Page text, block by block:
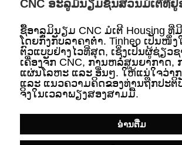
CNC ອະລູມິນຽມຊິ້ນສ່ວນມໍເຕີທີ່ຢູ່
ຊື້ອາລູມິນຽມ CNC ມໍເຕີ Housing ທີ່
ໂດຍກົງກັບລາຄາຕໍ່າ. Tinheo ເປັນໜຶ່
ຕົວແບບຢ່າງໄວທີ່ສຸດ, ເຊິ່ງເປັນຜູ້ຊ່ຽວ
ເຄື່ອງຈັກ CNC, ການຫລໍ່ສູນຍາກາດ,
ແຜ່ນໂລຫະ ແລະ ອື່ນໆ. ໃຫ້ແນ່ໃຈວ່າ
ແລະ ແນວຄວາມຄິດຂອງທ່ານຖືກປະຕິ
ຈິງໃນເວລາພຽງສອງສາມມື້.
ອ່ານ​ຕື່ມ